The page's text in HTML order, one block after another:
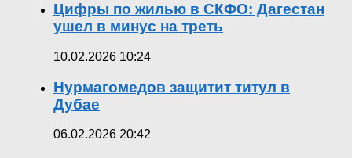
Цифры по жилью в СКФО: Дагестан
ушел в минус на треть
10.02.2026 10:24
Нурмагомедов защитит титул в
Дубае
06.02.2026 20:42